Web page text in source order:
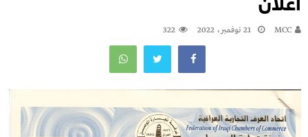
اعلان
MCC 21 نوفمبر، 2022 322